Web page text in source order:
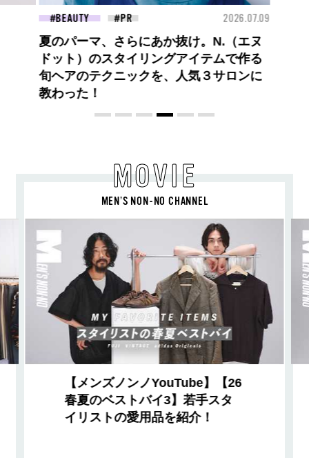
FASHION 2026.07.09
BEYOND A GOOD BOY ルイ・ヴィト
ンのプレフォールコレクションが描くプ
レッピースタイル
MOVIE
MEN’S NON-NO CHANNEL
【メンズノンノYouTube】【26
春夏のベストバイ3】若手スタ
イリストの愛用品を紹介！